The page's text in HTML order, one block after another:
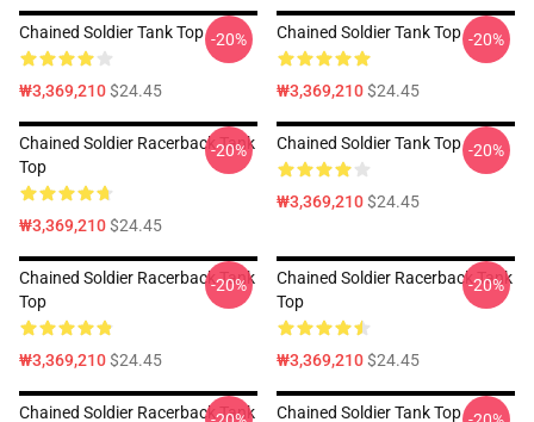
Chained Soldier Tank Top
₩3,369,210$24.45
-20% Chained Soldier Tank Top
₩3,369,210$24.45
-20%
Chained Soldier Racerback Tank
Top
₩3,369,210$24.45
-20% Chained Soldier Tank Top
₩3,369,210$24.45
-20%
Chained Soldier Racerback Tank
Top
₩3,369,210$24.45
-20%
Chained Soldier Racerback Tank
Top
₩3,369,210$24.45
-20%
Chained Soldier Racerback Tank
Chained Soldier Tank Top